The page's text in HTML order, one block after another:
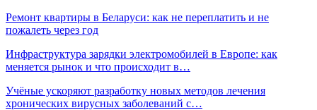
Ремонт квартиры в Беларуси: как не переплатить и не
пожалеть через год
Инфраструктура зарядки электромобилей в Европе: как
меняется рынок и что происходит в…
Учёные ускоряют разработку новых методов лечения
хронических вирусных заболеваний с…